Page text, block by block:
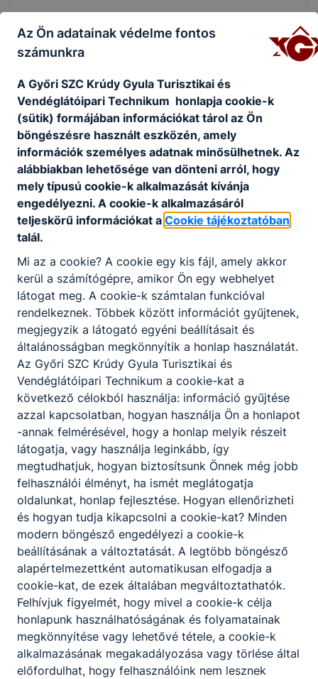
2026. április 2 – től 2026. április 12-ig
péntek: 6:30-12:30
Csengetési rend
Normál
0. óra
07:10 - 07:55
1. óra08:00 - 08:45
2. óra
08:55 - 09:40
3. óra
09:50 - 10:35
4. óra
10:45 - 11:30
5. óra
11:40 - 12:35
6. óra
12:45 - 13:30
13:40 - 14:25
8. óra
14:30 - 15:15
Rövidített
1. óra08:00 - 08:30
2. óra
08:40 - 09:10
3. óra
09:20 - 09:50
4. óra
10:00 - 10:30
5. öra
10:40 - 11:10
6. óra
11:20 - 11:50
Az Ön adatainak védelme fontos
számunkra
A Győri SZC Krúdy Gyula Turisztikai és
Vendéglátóipari Technikum honlapja cookie-k
(sütik) formájában információkat tárol az Ön
böngészésre használt eszközén, amely
információk személyes adatnak minősülhetnek. Az
alábbiakban lehetősége van dönteni arról, hogy
mely típusú cookie-k alkalmazását kívánja
engedélyezni. A cookie-k alkalmazásáról
teljeskörű információkat a Cookie tájékoztatóban
talál.
Mi az a cookie? A cookie egy kis fájl, amely akkor
kerül a számítógépre, amikor Ön egy webhelyet
látogat meg. A cookie-k számtalan funkcióval
rendelkeznek. Többek között információt gyűjtenek,
megjegyzik a látogató egyéni beállításait és
általánosságban megkönnyítik a honlap használatát.
Az Győri SZC Krúdy Gyula Turisztikai és
Vendéglátóipari Technikum a cookie-kat a
következő célokból használja: információ gyűjtése
azzal kapcsolatban, hogyan használja Ön a honlapot
-annak felmérésével, hogy a honlap melyik részeit
látogatja, vagy használja leginkább, így
megtudhatjuk, hogyan biztosítsunk Önnek még jobb
felhasználói élményt, ha ismét meglátogatja
oldalunkat, honlap fejlesztése. Hogyan ellenőrizheti
és hogyan tudja kikapcsolni a cookie-kat? Minden
modern böngésző engedélyezi a cookie-k
beállításának a változtatását. A legtöbb böngésző
alapértelmezettként automatikusan elfogadja a
cookie-kat, de ezek általában megváltoztathatók.
Felhívjuk figyelmét, hogy mivel a cookie-k célja
honlapunk használhatóságának és folyamatainak
megkönnyítése vagy lehetővé tétele, a cookie-k
alkalmazásának megakadályozása vagy törlése által
előfordulhat, hogy felhasználóink nem lesznek